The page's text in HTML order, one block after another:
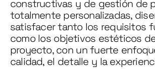
constructivas y de gestión de
totalmente personalizadas,
satisfacer tanto los requisitos
como los objetivos estéticos
proyecto, con un fuerte
calidad, el detalle y la